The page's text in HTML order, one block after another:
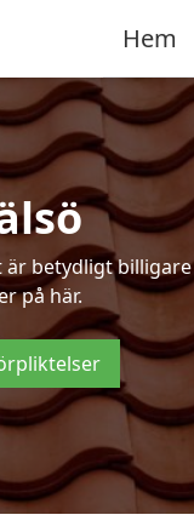
Hem
betydligt
på här.